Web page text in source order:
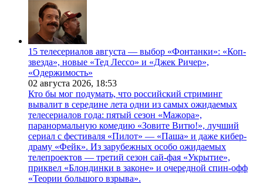
15 телесериалов августа — выбор «Фонтанки»: «Коп-
звезда», новые «Тед Лессо» и «Джек Ричер»,
«Одержимость»
02 августа 2026, 18:53
Кто бы мог подумать, что российский стриминг
вывалит в середине лета одни из самых ожидаемых
телесериалов года: пятый сезон «Мажора»,
паранормальную комедию «Зовите Витю!», лучший
сериал с фестиваля «Пилот» — «Паша» и даже кибер-
драму «Фейк». Из зарубежных особо ожидаемых
телепроектов — третий сезон сай-фая «Укрытие»,
приквел «Блондинки в законе» и очередной спин-офф
«Теории большого взрыва».